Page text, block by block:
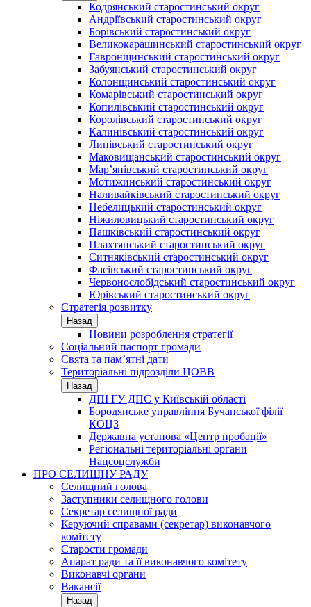
Кодрянський старостинський округ
Андріївський старостинський округ
Борівський старостинський округ
Великокарашинський старостинський округ
Гавронщинський старостинський округ
Забуянський старостинський округ
Колонщинський старостинський округ
Комарівський старостинський округ
Копилівський старостинський округ
Королівський старостинський округ
Калинівський старостинський округ
Липівський старостинський округ
Маковищанський старостинський округ
Мар’янівський старостинський округ
Мотижинський старостинський округ
Наливайківський старостинський округ
Небелицький старостинський округ
Ніжиловицький старостинський округ
Пашківський старостинський округ
Плахтянський старостинський округ
Ситняківський старостинський округ
Фасівський старостинський округ
Червонослобідський старостинський округ
Юрівський старостинський округ
Стратегія розвитку
Назад
Новини розроблення стратегії
Соціальний паспорт громади
Свята та пам’ятні дати
Територіальні підрозділи ЦОВВ
Назад
ДПІ ГУ ДПС у Київській області
Бородянське управління Бучанської філії
КОЦЗ
Державна установа «Центр пробації»
Регіональні територіальні органи
Нацсоцслужби
ПРО СЕЛИЩНУ РАДУ
Селищний голова
Заступники селищного голови
Секретар селищної ради
Керуючий справами (секретар) виконавчого
комітету
Старости громади
Апарат ради та її виконавчого комітету
Виконавчі органи
Вакансії
Назад